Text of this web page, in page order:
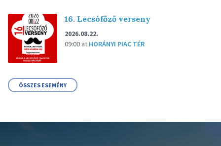
16. Lecsófőző verseny
2026.08.22.
09:00 at HORÁNYI PIAC TÉR
ÖSSZES ESEMÉNY